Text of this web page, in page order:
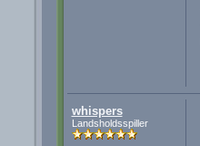
whispers
Landsholdsspiller